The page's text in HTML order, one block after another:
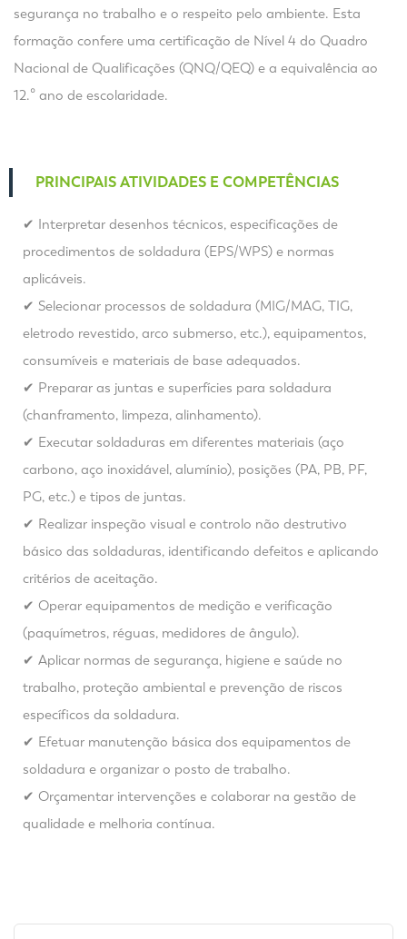
segurança no trabalho e o respeito pelo ambiente. Esta
formação confere uma certificação de Nível 4 do Quadro
Nacional de Qualificações (QNQ/QEQ) e a equivalência ao
12.º ano de escolaridade.
PRINCIPAIS ATIVIDADES E COMPETÊNCIAS
✔ Interpretar desenhos técnicos, especificações de
procedimentos de soldadura (EPS/WPS) e normas
aplicáveis.
✔ Selecionar processos de soldadura (MIG/MAG, TIG,
eletrodo revestido, arco submerso, etc.), equipamentos,
consumíveis e materiais de base adequados.
✔ Preparar as juntas e superfícies para soldadura
(chanframento, limpeza, alinhamento).
✔ Executar soldaduras em diferentes materiais (aço
carbono, aço inoxidável, alumínio), posições (PA, PB, PF,
PG, etc.) e tipos de juntas.
✔ Realizar inspeção visual e controlo não destrutivo
básico das soldaduras, identificando defeitos e aplicando
critérios de aceitação.
✔ Operar equipamentos de medição e verificação
(paquímetros, réguas, medidores de ângulo).
✔ Aplicar normas de segurança, higiene e saúde no
trabalho, proteção ambiental e prevenção de riscos
específicos da soldadura.
✔ Efetuar manutenção básica dos equipamentos de
soldadura e organizar o posto de trabalho.
✔ Orçamentar intervenções e colaborar na gestão de
qualidade e melhoria contínua.